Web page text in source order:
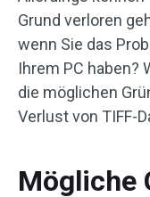
Grund verloren
wenn Sie das
Ihrem PC haben?
die möglichen
Verlust von TIFF-
Mögliche